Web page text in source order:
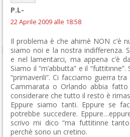
P.L-
22 Aprile 2009 alle 18:58
Il problema è che ahimè NON c’è
siamo noi e la nostra indifferenza.
e nel lamentarci, ma appena c’è
Siamo il “m’abbutta” e il
“primaverili”. Ci facciamo guerra
Cammarata o Orlando abbia
considerare che tutto il resto è
Eppure siamo tanti. Eppure se
potrebbe succedere.
scrivo mi dico “ma futtitinne
perchè sono un cretino.